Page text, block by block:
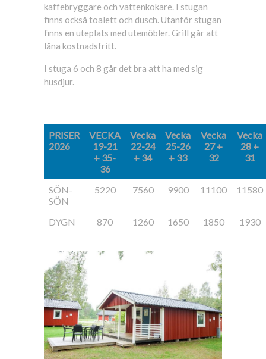
kaffebryggare och vattenkokare. I stugan
finns också toalett och dusch. Utanför stugan
finns en uteplats med utemöbler. Grill går att
låna kostnadsfritt.
I stuga 6 och 8 går det bra att ha med sig
husdjur.
PRISER
2026
VECKA
19-21
+ 35-
36
Vecka
22-24
+ 34
Vecka
25-26
+ 33
Vecka
27 +
32
Vecka
28 +
31
SÖN-
SÖN
5220 7560 9900 11100 11580
DYGN 870 1260 1650 1850 1930